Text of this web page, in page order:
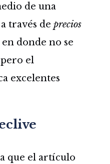
de una
través de precios
donde no se
el
excelentes
que el artículo